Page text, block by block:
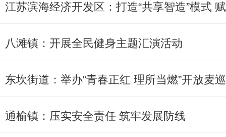
江苏滨海经济开发区：打造“共享智造”模式
八滩镇：开展全民健身主题汇演活动
东坎街道：举办“青春正红 理所当燃”开放麦
通榆镇：压实安全责任 筑牢发展防线